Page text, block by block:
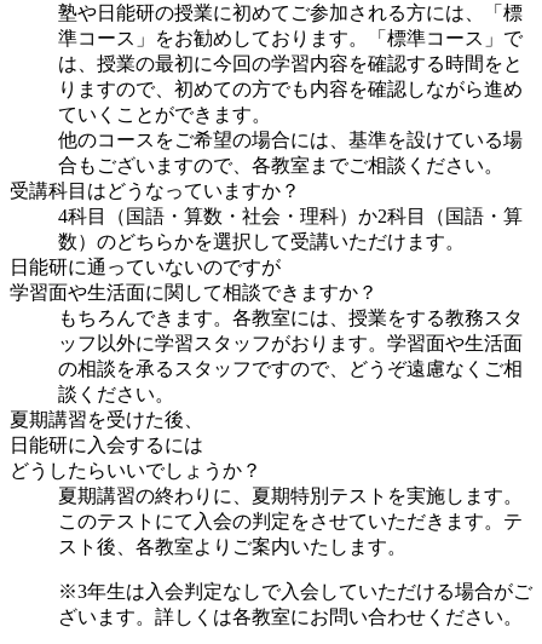
塾や日能研の授業に初めてご参加される方には、「標
準コース」をお勧めしております。「標準コース」で
は、授業の最初に今回の学習内容を確認する時間をと
りますので、初めての方でも内容を確認しながら進め
ていくことができます。
他のコースをご希望の場合には、基準を設けている場
合もございますので、各教室までご相談ください。
受講科目はどうなっていますか？
4科目（国語・算数・社会・理科）か2科目（国語・算
数）のどちらかを選択して受講いただけます。
日能研に通っていないのですが
学習面や生活面に関して相談できますか？
もちろんできます。各教室には、授業をする教務スタ
ッフ以外に学習スタッフがおります。学習面や生活面
の相談を承るスタッフですので、どうぞ遠慮なくご相
談ください。
夏期講習を受けた後、
日能研に入会するには
どうしたらいいでしょうか？
夏期講習の終わりに、夏期特別テストを実施します。
このテストにて入会の判定をさせていただきます。テ
スト後、各教室よりご案内いたします。
※3年生は入会判定なしで入会していただける場合がご
ざいます。詳しくは各教室にお問い合わせください。